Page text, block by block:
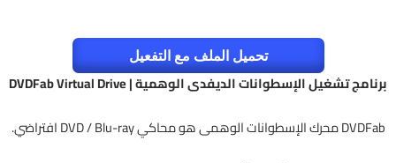
تحميل الملف مع التفعيل
برنامج تشغيل الإسطوانات الديفدى الوهمية | DVDFab Virtual Drive
DVDFab محرك الإسطوانات الوهمى هو محاكي DVD / Blu-ray افتراضي.